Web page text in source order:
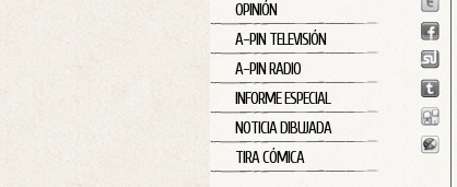
OPINIÓN
A-PIN TELEVISIÓN
A-PIN RADIO
INFORME ESPECIAL
NOTICIA DIBUJADA
TIRA CÓMICA